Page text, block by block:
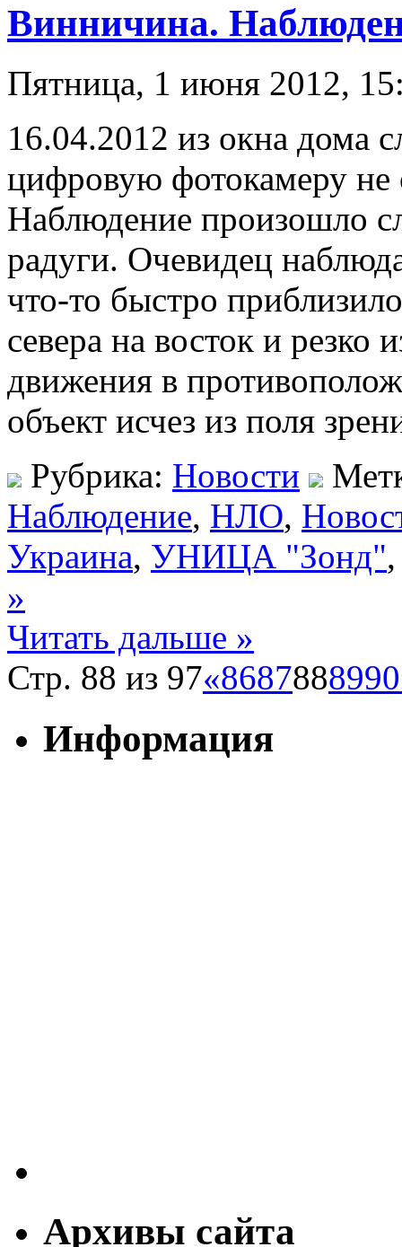
Винничина.
Пятница, 1 июня 2012,
16.04.2012 из окна дома
цифровую фотокамеру не
Наблюдение произошло
радуги. Очевидец
что-то быстро
севера на восток и
движения в
объект исчез из поля
Рубрика: Новости
Наблюдение, НЛО,
Украина, УНИЦА "Зонд"
»
Читать дальше »
Стр. 88 из 97«8687888990
Информация
Архивы сайта